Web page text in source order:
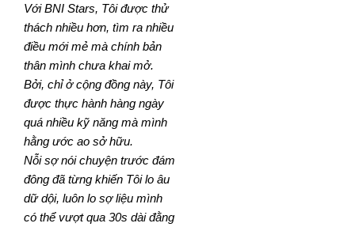
Với BNI Stars, Tôi được thử
thách nhiều hơn, tìm ra nhiều
điều mới mẻ mà chính bản
thân mình chưa khai mở.
Bởi, chỉ ở cộng đồng này, Tôi
được thực hành hàng ngày
quá nhiều kỹ năng mà mình
hằng ước ao sở hữu.
Nỗi sợ nói chuyện trước đám
đông đã từng khiến Tôi lo âu
dữ dội, luôn lo sợ liệu mình
có thể vượt qua 30s dài đằng